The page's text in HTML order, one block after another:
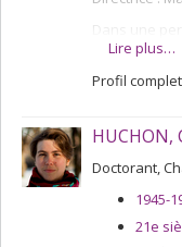
Dans une
monde des
corpus de
énonciation
est un
la notion
autre.
sur
Lire plus…
Profil complet
HUCHON,
Doctorant,
1945-
21e